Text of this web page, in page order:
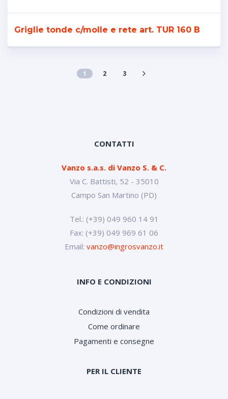
Griglie tonde c/molle e rete art. TUR 160 B
1 2 3
CONTATTI
Vanzo s.a.s. di Vanzo S. & C.
Via C. Battisti, 52 - 35010
Campo San Martino (PD)
Tel.: (+39) 049 960 14 91
Fax: (+39) 049 969 61 06
Email: vanzo@ingrosvanzo.it
INFO E CONDIZIONI
Condizioni di vendita
Come ordinare
Pagamenti e consegne
PER IL CLIENTE